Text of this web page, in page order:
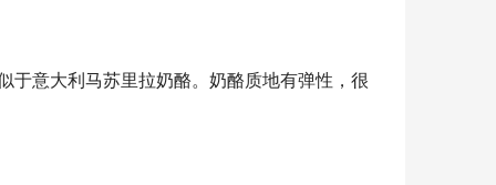
意大利马苏里拉奶酪。奶酪质地有弹性，很